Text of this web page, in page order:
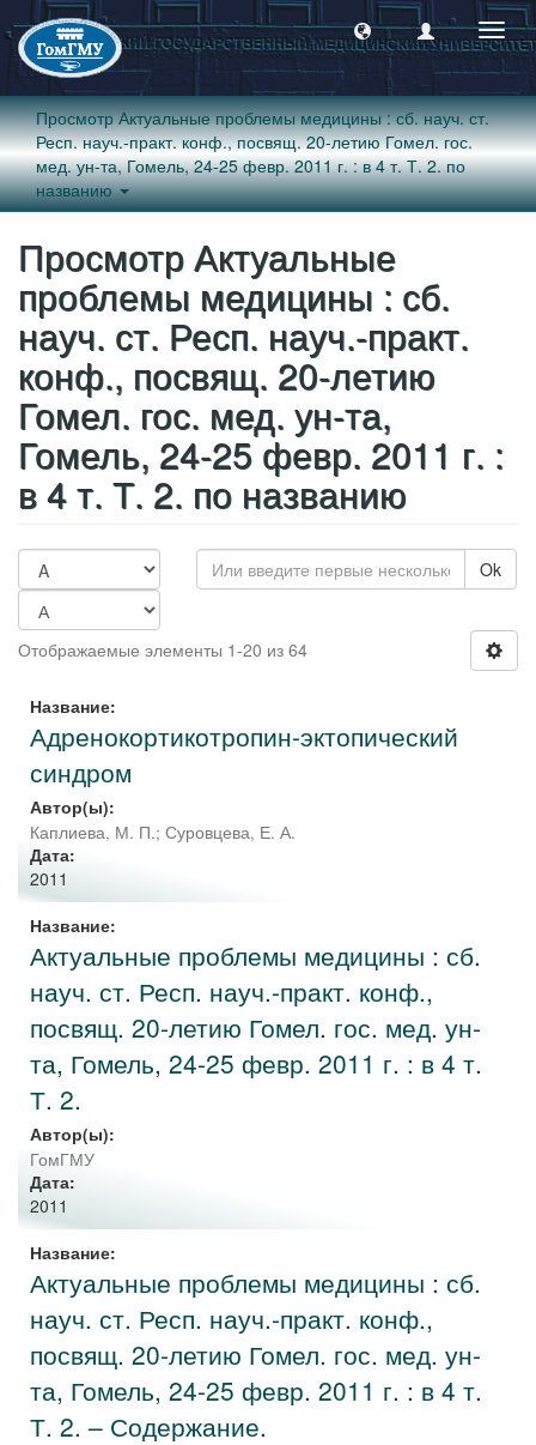
Просмотр Актуальные проблемы медицины : сб. науч. ст.
Респ. науч.-практ. конф., посвящ. 20-летию Гомел. гос.
мед. ун-та, Гомель, 24-25 февр. 2011 г. : в 4 т. Т. 2. по
названию
Просмотр Актуальные
проблемы медицины : сб.
науч. ст. Респ. науч.-практ.
конф., посвящ. 20-летию
Гомел. гос. мед. ун-та,
Гомель, 24-25 февр. 2011 г. :
в 4 т. Т. 2. по названию
Ok
Отображаемые элементы 1-20 из 64
Название:
Адренокортикотропин-эктопический
синдром
Автор(ы):
Каплиева, М. П.; Суровцева, Е. А.
Дата:
2011
Название:
Актуальные проблемы медицины : сб.
науч. ст. Респ. науч.-практ. конф.,
посвящ. 20-летию Гомел. гос. мед. ун-
та, Гомель, 24-25 февр. 2011 г. : в 4 т.
Т. 2.
Автор(ы):
ГомГМУ
Дата:
2011
Название:
Актуальные проблемы медицины : сб.
науч. ст. Респ. науч.-практ. конф.,
посвящ. 20-летию Гомел. гос. мед. ун-
та, Гомель, 24-25 февр. 2011 г. : в 4 т.
Т. 2. – Содержание.